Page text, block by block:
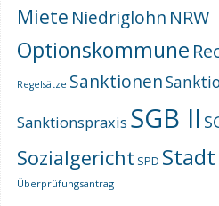
Miete Niedriglohn NRW
Optionskommune
Regelsätze Sanktionen
Sanktionspraxis SGB II
Sozialgericht SPD Stadt
Überprüfungsantrag